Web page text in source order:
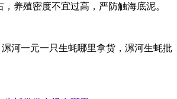
养殖密度不宜过高，严防触海底泥。
河一元一只生蚝哪里拿货，漯河生蚝批